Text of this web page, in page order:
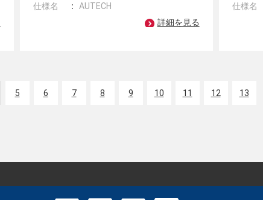
仕様名
AUTECH
詳細を見る
仕様名
5 6 7 8 9 10 11 12 13